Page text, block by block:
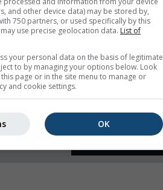
and other device data) may be stored by,
750 partners, or used specifically by this
use precise geolocation data. List of
your personal data on the basis of legitimate
to by managing your options below. Look
page or in the site menu to manage or
and cookie settings.
OK